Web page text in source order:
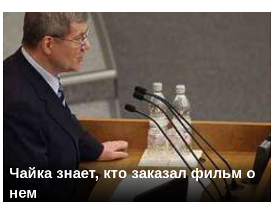
+6
Чайка знает, кто заказал фильм о
нем